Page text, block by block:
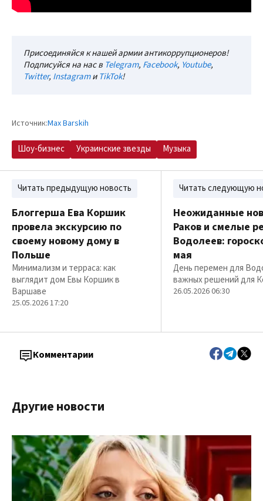
Присоединяйся к нашей армии антикоррупционеров!
Подписуйся на нас в Telegram, Facebook, Youtube,
Twitter, InstagramиTikTok!
Источник:Max Barskih
Шоу-бизнес Украинские звезды Музыка
Читать предыдущую новость
Блоггерша Ева Коршик
провела экскурсию по
своему новому дому в
Польше
Минимализм и терраса: как
выглядит дом Евы Коршик в
Варшаве
25.05.2026 17:20
Читать следующую
Неожиданные
Раков и смелые
Водолеев:
мая
День перемен для
важных решений для
26.05.2026 06:30
Комментарии
Другие новости